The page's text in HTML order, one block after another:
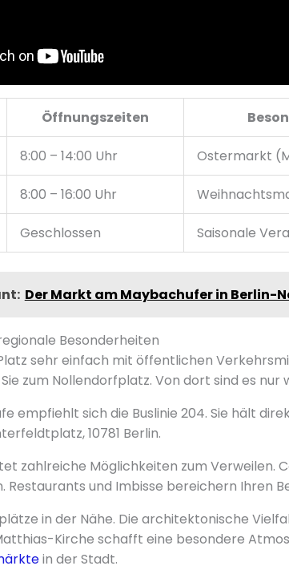
Öffnungszeiten
8:00 – 14:00 Uhr Ostermarkt
8:00 – 16:00 Uhr
Geschlossen Saisonale
Der Markt am Maybachufer in Berlin-
Besonderheiten
sehr einfach mit öffentlichen
zum Nollendorfplatz. Von dort sind es nur
empfiehlt sich die Buslinie 204. Sie hält
10781 Berlin.
zahlreiche Möglichkeiten zum Verweilen.
Restaurants und Imbisse bereichern Ihren
in der Nähe. Die architektonische
Kirche schafft eine besondere
in der Stadt.